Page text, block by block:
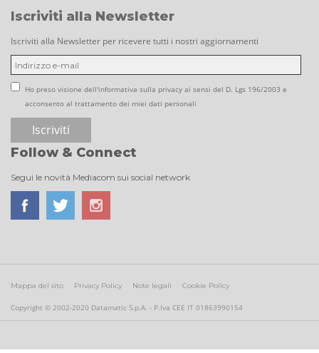
Iscriviti alla Newsletter
Iscriviti alla Newsletter per ricevere tutti i nostri aggiornamenti
Ho preso visione dell'informativa sulla privacy ai sensi del D. Lgs 196/2003 e
acconsento al trattamento dei miei dati personali
Follow & Connect
Segui le novità Mediacom sui social network
Mappa del sito Privacy Policy Note legali Cookie Policy
Copyright © 2002-2020 Datamatic S.p.A. - P.Iva CEE IT 01863990154